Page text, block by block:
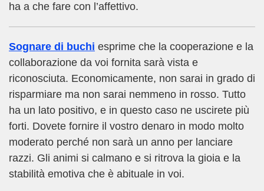
ha a che fare con l’affettivo.
Sognare di buchi esprime che la cooperazione e la
collaborazione da voi fornita sarà vista e
riconosciuta. Economicamente, non sarai in grado di
risparmiare ma non sarai nemmeno in rosso. Tutto
ha un lato positivo, e in questo caso ne uscirete più
forti. Dovete fornire il vostro denaro in modo molto
moderato perché non sarà un anno per lanciare
razzi. Gli animi si calmano e si ritrova la gioia e la
stabilità emotiva che è abituale in voi.